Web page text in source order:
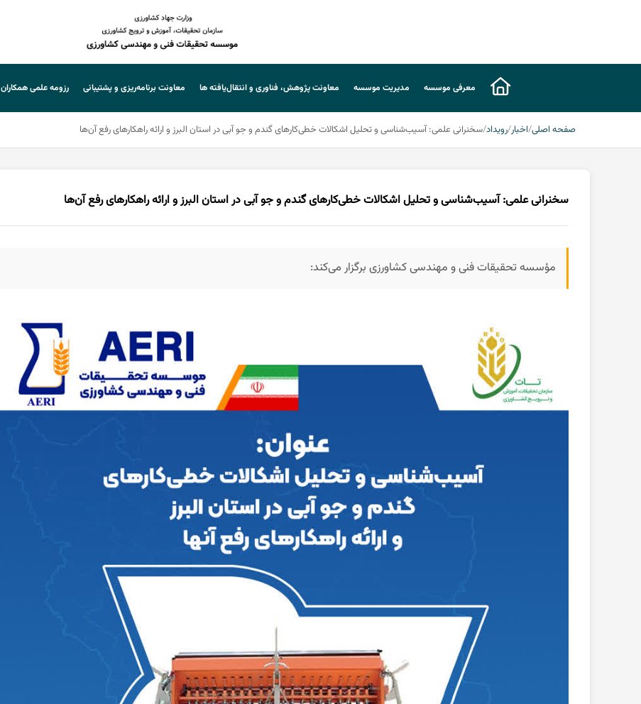
معرفی موسسه مدیریت موسسه معاونت پژوهش، فناوری و انتقال‌یافته ها معاونت برنامه‌ریزی و پشتیبانی رزومه علمی همکاران
صفحه اصلی اخبار رویداد سخنرانی علمی: آسیب‌شناسی و تحلیل اشکالات خطی‌کارهای گندم و جو آبی در استان البرز و ارائه راهکارهای رفع آن‌ها
سخنرانی علمی: آسیب‌شناسی و تحلیل اشکالات خطی‌کارهای گندم و جو آبی در استان البرز و ارائه راهکارهای رفع آن‌ها
مؤسسه تحقیقات فنی و مهندسی کشاورزی برگزار می‌کند: